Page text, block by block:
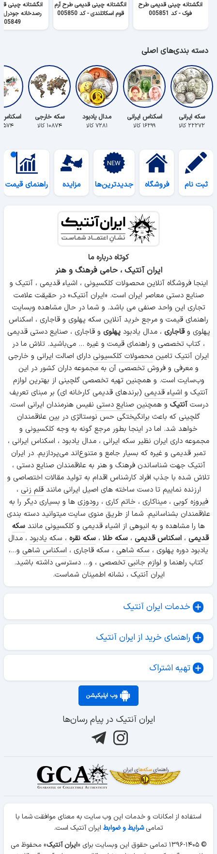
انگشتانه چینی قدیمی طرح
فوک - کد 005851
انگشتانه چینی قدیمی طرح آرم
قوم اسکاتلندی - کد 005850
انگشتانه چینی
رصدخانه جودرل
005849
دسته بندی‌های اصلی
سکه ایرانی
۲۲۲۷۲ کالا
اسکناس ایرانی
۱۶۲۹۹ کالا
مدال یادبود
۷۲۸۱ کالا
سکه خارجی
۱۰۸۷۴ کالا ۵۵۷۴ کالا
ثبت نام فروشگاه جدیدترین‌ها مزایده راهنمای قیمت
کوتاه درباره ما
ایران آنتیک ، حامی فرهنگ و هنر
اینجا فروشگاه آنلاین محصولات کلکسیونی ، اشیاء قدیمی ، آنتیک و
صنایع دستی معاصر ایران است. «ایران آنتیک» در حقیقت علامت
تجاری این واحد صنفی می باشد. و شما در حال مشاهده وبسایت
راهنمای قیمت و مرجع خرید آنلاین سکه پهلوی و قاجاری ، اسکناس
پهلوی وقاجاری ، مدال یادبودپهلوی و قاجاری ، صنایع دستی قدیمی
، کتاب تخصصی و راهنمای قیمت و غیره ... می‌باشید. تلاش ما در
ایران آنتیک تامین محصولات کلکسیونی دارای اصالت ایرانی و خارجی
و معرفی و فروش تخصصی آن به مجموعه داران کشور در این
وب‌سایت است. و همچنین تهیه تخصصی گلچینی از بهترین لوازم
آنتیک و اشیاء قدیمی (برندهای قدیمی کارخانه ای) بر مبنای تعریف
درستآنتیک و همچنینصنایع دستی نفیس هنرمندان ایرانی است.
گلچینی که باعث برانگیختگی حس نوستالژی در بین علاقمندان
خواهد شد. اما در اینجا بطور مرجع گونه به وجه کلکسیونی و
مجموعه داری ایران نظیر سکه ایرانی ، مدال یادبود ، اسکناس ایرانی ،
تمبر قدیمی و غیره که بسیار جامع و متنوع‌اند می‌پردازیم. در ایران
آنتیک جهت شناساندن فرهنگ و هنر به علاقمندان صنایع دستی ،
تلاش شده با جذب افراد کارشناس اقدام به تولید مقالات اختصاصی و
ارزنده نماییم تا دست ساخته های اصیل ایرانی مانندقلم زنی ،
فیروزه کوبی ،میناکاری ، خاتم کاری ، رودوزی ها و بسیاری دیگر را به
علاقمندان بشناسانیم. شما از طریق منوی سایت میتوانید دسته بندی
ها را مشاهده و به انبوهی از اشیاء قدیمی و کلکسیونی مانند سکه
قدیمی ، اسکناس قدیمی ، سکه طلا ، سکه نقره ، سکه یادبود ، مدال
یادبود دوره پهلوی ، سکه شاهی ، سکه قاجاری ، اسکناس شاهی و...،
کتاب راهنما و لوازم جانبی تخصصی ، و... دسترسی داشته باشید.
ایران آنتیک ، نشانه اطمینان شماست.
خدمات ایران آنتیک
راهنمای خرید از ایران آنتیک
تهیه اشتراک
وب اپلیکیشن
ایران آنتیک در پیام رسان‌ها
استفاده از امکانات و خدمات این وب سایت به معنای موافقت شما با
تمامیشرایط و ضوابط ایران آنتیک است.
© ۱۳۹۶-۱۴۰۵ تمامی حقوق این وبسایت برای «
ایران آنتیک» محفوظ می